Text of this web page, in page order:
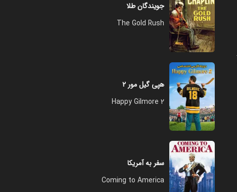
جویندگان طلا
The Gold Rush
هپی گیل مور ۲
Happy Gilmore 2
سفر به آمریکا
Coming to America